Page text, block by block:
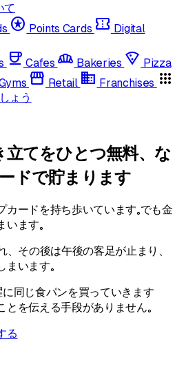
て
stars Points Cards confirmation_number Digital
coffee Cafes bakery_dining Bakeries local_pizza Pizza
storefront Retail domain Franchises apps
ょう
てをひとつ無料、な
ドで貯まります
ードを持ち歩いています。でも金
ます。
その後は午後の客足が止まり、
います。
同じ食パンを買っていきます
を伝える手段がありません。
る